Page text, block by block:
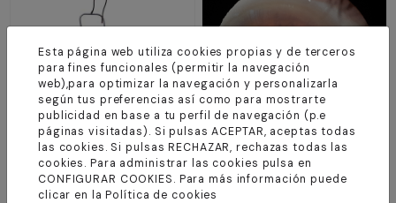
Capsulotomía
Láser YAG
Esta página web utiliza cookies propias y de terceros
para fines funcionales (permitir la navegación
web),para optimizar la navegación y personalizarla
según tus preferencias así como para mostrarte
publicidad en base a tu perfil de navegación (p.e
páginas visitadas). Si pulsas ACEPTAR, aceptas todas
las cookies. Si pulsas RECHAZAR, rechazas todas las
cookies. Para administrar las cookies pulsa en
CONFIGURAR COOKIES. Para más información puede
clicar en laPolítica de cookies